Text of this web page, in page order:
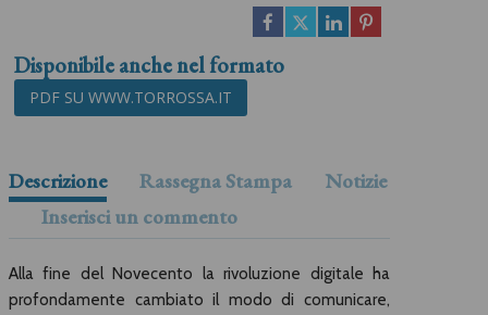
Disponibile anche nel formato
PDF SU WWW.TORROSSA.IT
Descrizione Rassegna Stampa
Notizie
Inserisci un commento
Alla fine del Novecento la rivoluzione digitale ha
profondamente cambiato il modo di comunicare,